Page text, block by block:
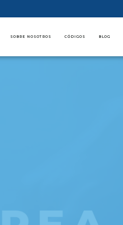
SOBRE NOSOTROS CÓDIGOS BLOG